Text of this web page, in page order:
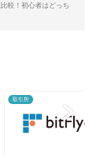
較！初心者はどっち
取引所